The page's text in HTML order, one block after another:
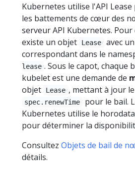
Kubernetes utilise l'API
les battements de cœur des
serveur API Kubernetes. Pour
existe un objet
Lease
avec
correspondant dans le
lease . Sous le capot,
kubelet est une demande de
objet
Lease , mettant à jour
spec.renewTime
pour le bail.
Kubernetes utilise le
pour déterminer la
Consultez Objets de bail de
détails.